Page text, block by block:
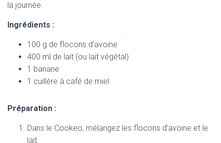
la journée.
Ingrédients :
100 g de flocons d’avoine
400 ml de lait (ou lait végétal)
1 banane
1 cuillère à café de miel
Préparation :
Dans le Cookeo, mélangez les flocons d’avoine et le
lait.